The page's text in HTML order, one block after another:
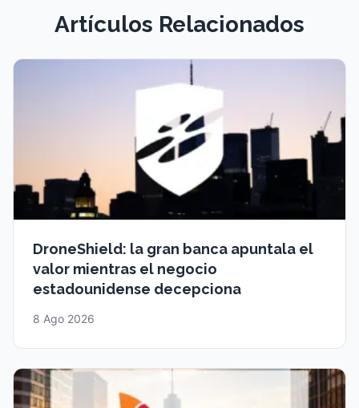
Artículos Relacionados
DroneShield: la gran banca apuntala el
valor mientras el negocio
estadounidense decepciona
8 Ago 2026